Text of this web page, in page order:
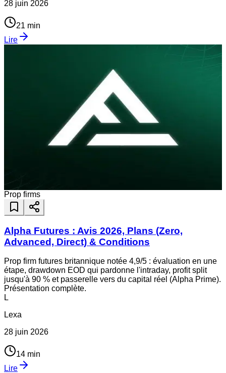
28 juin 2026
21 min
Lire
Prop firms
Alpha Futures : Avis 2026, Plans (Zero,
Advanced, Direct) & Conditions
Prop firm futures britannique notée 4,9/5 : évaluation en une
étape, drawdown EOD qui pardonne l'intraday, profit split
jusqu'à 90 % et passerelle vers du capital réel (Alpha Prime).
Présentation complète.
L
Lexa
28 juin 2026
14 min
Lire